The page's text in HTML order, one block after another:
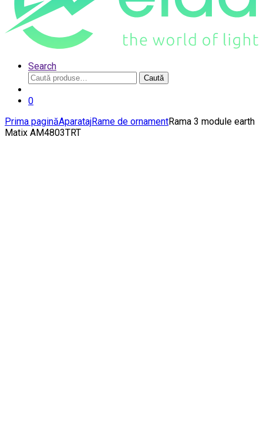
Search
Caută
după:
Caută
0
Prima paginăAparatajRame de ornamentRama 3 module earth
Matix AM4803TRT